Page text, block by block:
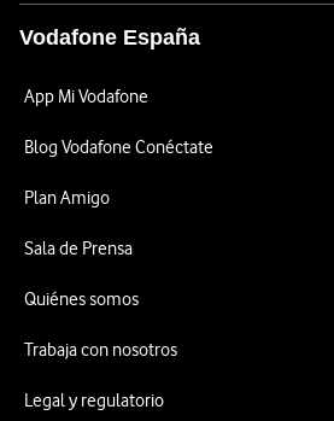
Vodafone España
App Mi Vodafone
Blog Vodafone Conéctate
Plan Amigo
Sala de Prensa
Quiénes somos
Trabaja con nosotros
Legal y regulatorio